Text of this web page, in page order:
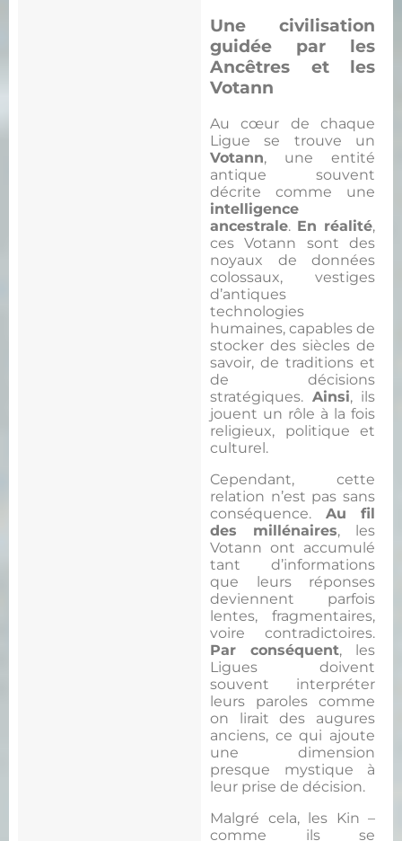
Une civilisation
guidée par les
Ancêtres et les
Votann
Au cœur de chaque
Ligue se trouve un
Votann, une entité
antique souvent
décrite comme une
intelligence
ancestrale. En réalité,
ces Votann sont des
noyaux de données
colossaux, vestiges
d’antiques
technologies
humaines, capables de
stocker des siècles de
savoir, de traditions et
de décisions
stratégiques. Ainsi, ils
jouent un rôle à la fois
religieux, politique et
culturel.
Cependant, cette
relation n’est pas sans
conséquence. Au fil
des millénaires, les
Votann ont accumulé
tant d’informations
que leurs réponses
deviennent parfois
lentes, fragmentaires,
voire contradictoires.
Par conséquent, les
Ligues doivent
souvent interpréter
leurs paroles comme
on lirait des augures
anciens, ce qui ajoute
une dimension
presque mystique à
leur prise de décision.
Malgré cela, les Kin –
comme ils se